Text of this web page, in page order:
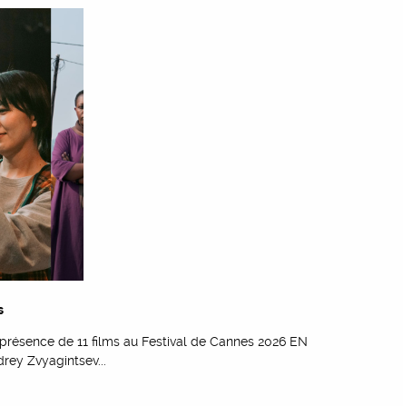
de 11 films au Festival de Cannes 2026 EN
Zvyagintsev...